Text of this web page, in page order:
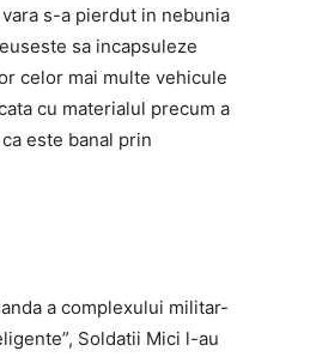
s-a pierdut in nebunia
sa incapsuleze
celor mai multe vehicule
cu materialul precum a
este banal prin
a complexului militar-
Soldatii Mici l-au